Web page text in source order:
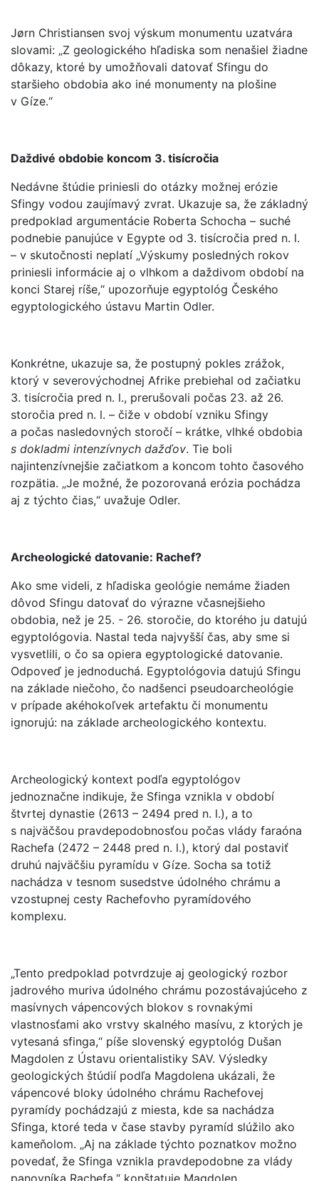
Jørn Christiansen svoj výskum monumentu uzatvára
slovami: „Z geologického hľadiska som nenašiel žiadne
dôkazy, ktoré by umožňovali datovať Sfingu do
staršieho obdobia ako iné monumenty na plošine
v Gíze.“
Daždivé obdobie koncom 3. tisícročia
Nedávne štúdie priniesli do otázky možnej erózie
Sfingy vodou zaujímavý zvrat. Ukazuje sa, že základný
predpoklad argumentácie Roberta Schocha – suché
podnebie panujúce v Egypte od 3. tisícročia pred n. l.
– v skutočnosti neplatí „Výskumy posledných rokov
priniesli informácie aj o vlhkom a daždivom období na
konci Starej ríše,“ upozorňuje egyptológ Českého
egyptologického ústavu Martin Odler.
Konkrétne, ukazuje sa, že postupný pokles zrážok,
ktorý v severovýchodnej Afrike prebiehal od začiatku
3. tisícročia pred n. l., prerušovali počas 23. až 26.
storočia pred n. l. – čiže v období vzniku Sfingy
a počas nasledovných storočí – krátke, vlhké obdobia
s dokladmi intenzívnych dažďov. Tie boli
najintenzívnejšie začiatkom a koncom tohto časového
rozpätia. „Je možné, že pozorovaná erózia pochádza
aj z týchto čias,“ uvažuje Odler.
Archeologické datovanie: Rachef?
Ako sme videli, z hľadiska geológie nemáme žiaden
dôvod Sfingu datovať do výrazne včasnejšieho
obdobia, než je 25. - 26. storočie, do ktorého ju datujú
egyptológovia. Nastal teda najvyšší čas, aby sme si
vysvetlili, o čo sa opiera egyptologické datovanie.
Odpoveď je jednoduchá. Egyptológovia datujú Sfingu
na základe niečoho, čo nadšenci pseudoarcheológie
v prípade akéhokoľvek artefaktu či monumentu
ignorujú: na základe archeologického kontextu.
Archeologický kontext podľa egyptológov
jednoznačne indikuje, že Sfinga vznikla v období
štvrtej dynastie (2613 – 2494 pred n. l.), a to
s najväčšou pravdepodobnosťou počas vlády faraóna
Rachefa (2472 – 2448 pred n. l.), ktorý dal postaviť
druhú najväčšiu pyramídu v Gíze. Socha sa totiž
nachádza v tesnom susedstve údolného chrámu a
vzostupnej cesty Rachefovho pyramídového
komplexu.
„Tento predpoklad potvrdzuje aj geologický rozbor
jadrového muriva údolného chrámu pozostávajúceho z
masívnych vápencových blokov s rovnakými
vlastnosťami ako vrstvy skalného masívu, z ktorých je
vytesaná sfinga,“ píše slovenský egyptológ Dušan
Magdolen z Ústavu orientalistiky SAV. Výsledky
geologických štúdií podľa Magdolena ukázali, že
vápencové bloky údolného chrámu Rachefovej
pyramídy pochádzajú z miesta, kde sa nachádza
Sfinga, ktoré teda v čase stavby pyramíd slúžilo ako
kameňolom. „Aj na základe týchto poznatkov možno
povedať, že Sfinga vznikla pravdepodobne za vlády
panovníka Rachefa,“ konštatuje Magdolen.